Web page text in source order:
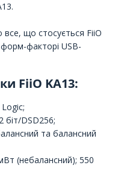
що стосується FiiO
факторі USB-
FiiO KA13:
біт/DSD256;
та балансний
(небалансний); 550